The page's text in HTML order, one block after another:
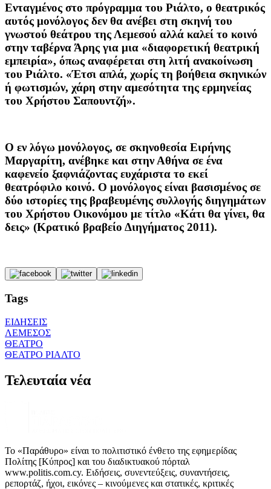
Ενταγμένος στο πρόγραμμα του Ριάλτο, ο θεατρικός
αυτός μονόλογος δεν θα ανέβει στη σκηνή του
γνωστού θεάτρου της Λεμεσού αλλά καλεί το κοινό
στην ταβέρνα Άρης για μια «διαφορετική θεατρική
εμπειρία», όπως αναφέρεται στη λιτή ανακοίνωση
του Ριάλτο. «Έτσι απλά, χωρίς τη βοήθεια σκηνικών
ή φωτισμών, χάρη στην αμεσότητα της ερμηνείας
του Χρήστου Σαπουντζή».
Ο εν λόγω μονόλογος, σε σκηνοθεσία Ειρήνης
Μαργαρίτη, ανέβηκε και στην Αθήνα σε ένα
καφενείο ξαφνιάζοντας ευχάριστα το εκεί
θεατρόφιλο κοινό. Ο μονόλογος είναι βασισμένος σε
δύο ιστορίες της βραβευμένης συλλογής διηγημάτων
του Χρήστου Οικονόμου με τίτλο «Κάτι θα γίνει, θα
δεις» (Κρατικό βραβείο Διηγήματος 2011).
Tags
ΕΙΔΗΣΕΙΣ
ΛΕΜΕΣΟΣ
ΘΕΑΤΡΟ
ΘΕΑΤΡΟ ΡΙΑΛΤΟ
Τελευταία νέα
Το «Παράθυρο» είναι το πολιτιστικό ένθετο της εφημερίδας
Πολίτης [Κύπρος] και του διαδικτυακού πόρταλ
www.politis.com.cy. Ειδήσεις, συνεντεύξεις, συναντήσεις,
ρεπορτάζ, ήχοι, εικόνες – κινούμενες και στατικές, κριτικές